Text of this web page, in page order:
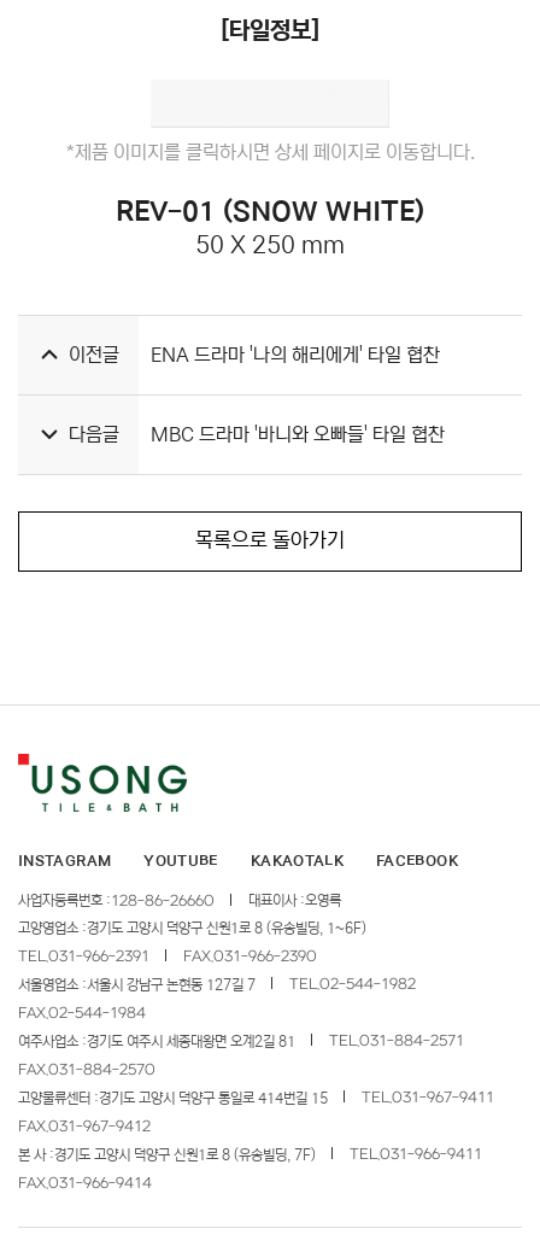
[타일정보]
*제품 이미지를 클릭하시면 상세 페이지로 이동합니다.
REV-01 (SNOW WHITE)
50 X 250 mm
이전글 ENA 드라마 '나의 해리에게' 타일 협찬
다음글 MBC 드라마 '바니와 오빠들' 타일 협찬
목록으로 돌아가기
INSTAGRAM YOUTUBE KAKAOTALK FACEBOOK
사업자등록번호 :128-86-26660 대표이사 :오영록
고양영업소 :경기도 고양시 덕양구 신원1로 8 (유송빌딩, 1~6F)
TEL.031-966-2391 FAX.031-966-2390
서울영업소 :서울시 강남구 논현동 127길 7 TEL.02-544-1982
FAX.02-544-1984
여주사업소 :경기도 여주시 세종대왕면 오계2길 81 TEL.031-884-2571
FAX.031-884-2570
고양물류센터 :경기도 고양시 덕양구 통일로 414번길 15 TEL.031-967-9411
FAX.031-967-9412
본 사 :경기도 고양시 덕양구 신원1로 8 (유송빌딩, 7F) TEL.031-966-9411
FAX.031-966-9414